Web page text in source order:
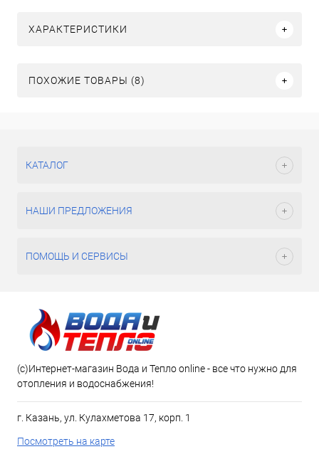
ХАРАКТЕРИСТИКИ
ПОХОЖИЕ ТОВАРЫ (8)
КАТАЛОГ
НАШИ ПРЕДЛОЖЕНИЯ
ПОМОЩЬ И СЕРВИСЫ
(c)Интернет-магазин Вода и Тепло online - все что нужно для
отопления и водоснабжения!
г. Казань, ул. Кулахметова 17, корп. 1
Посмотреть на карте